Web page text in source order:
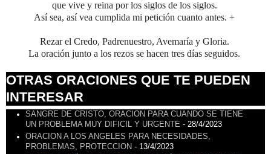
que vive y reina por los siglos de los siglos.
Así sea, así vea cumplida mi petición cuanto antes. +
Rezar el Credo, Padrenuestro, Avemaría y Gloria.
La oración junto a los rezos se hacen tres días seguidos.
OTRAS ORACIONES QUE TE PUEDEN
INTERESAR
SANGRE DE CRISTO, ORACION PARA CUANDO SE TIENE
UN PROBLEMA MUY DIFICIL Y URGENTE - 28/4/2023
ORACION A LOS ANGELES PARA NECESIDADES,
PROBLEMAS, PROTECCION - 13/4/2023